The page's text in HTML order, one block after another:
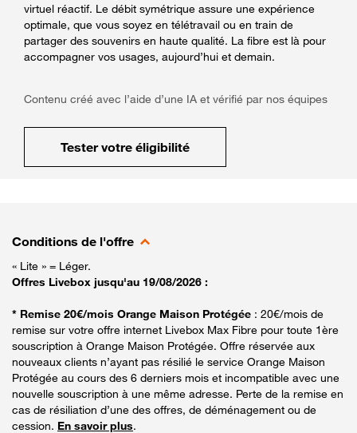
virtuel réactif. Le débit symétrique assure une expérience
optimale, que vous soyez en télétravail ou en train de
partager des souvenirs en haute qualité. La fibre est là pour
accompagner vos usages, aujourd’hui et demain.
Contenu créé avec l’aide d’une IA et vérifié par nos équipes
Tester votre éligibilité
Conditions de l'offre
« Lite » = Léger.
Offres Livebox jusqu'au 19/08/2026 :
* Remise 20€/mois Orange Maison Protégée : 20€/mois de
remise sur votre offre internet Livebox Max Fibre pour toute 1ère
souscription à Orange Maison Protégée. Offre réservée aux
nouveaux clients n’ayant pas résilié le service Orange Maison
Protégée au cours des 6 derniers mois et incompatible avec une
nouvelle souscription à une même adresse. Perte de la remise en
cas de résiliation d’une des offres, de déménagement ou de
cession. En savoir plus.